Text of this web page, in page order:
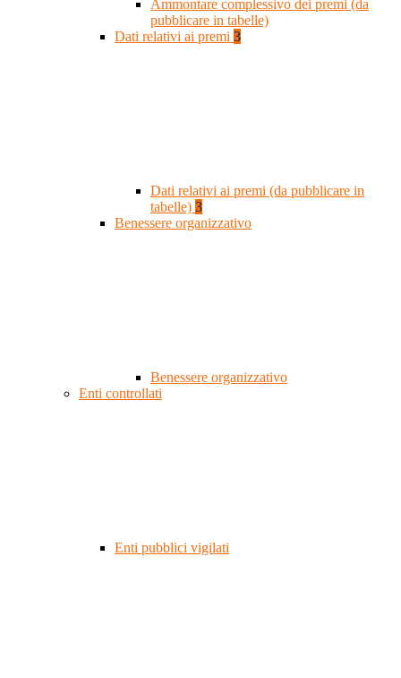
Ammontare complessivo dei premi (da
pubblicare in tabelle)
Dati relativi ai premi 3
Dati relativi ai premi (da pubblicare in
tabelle) 3
Benessere organizzativo
Benessere organizzativo
Enti controllati
Enti pubblici vigilati